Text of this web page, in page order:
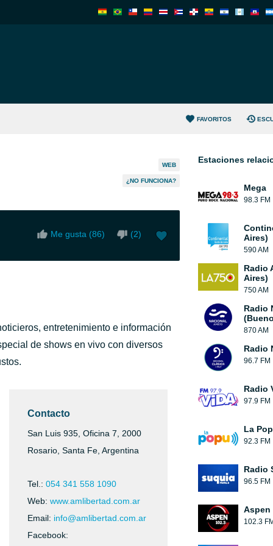
FAVORITOS
WEB
¿NO FUNCIONA?
Me gusta (86) (2)
entretenimiento e información
de shows en vivo con diversos
Contacto
San Luis 935, Oficina 7, 2000
Rosario, Santa Fe, Argentina
Tel.: 054 341 558 1090
Web: www.amlibertad.com.ar
Email: info@amlibertad.com.ar
Facebook:
Estaciones
Mega
98.3 FM
Aires)
590 AM
Radio
Aires)
750 AM
Radio
870 AM
Radio
96.7 FM
Radio
97.9 FM
La
92.3 FM
Radio
96.5 FM
Aspen
102.3